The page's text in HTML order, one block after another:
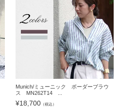
Munich/ミューニック ボーダーブラウ
ス MN262T14 ...
¥18,700 （税込）